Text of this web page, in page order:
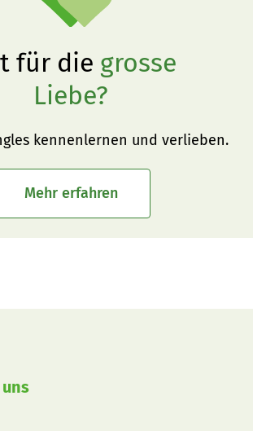
für die grosse
Liebe?
kennenlernen und verlieben.
Mehr erfahren